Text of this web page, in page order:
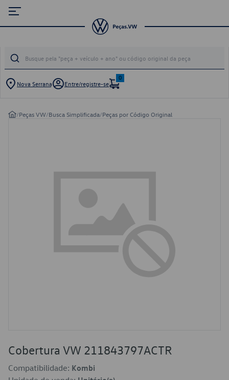
Nova Serrana Entre/registre-se
0
/Peças VW/Busca Simplificada/Peças por Código Original
Cobertura VW 211843797ACTR
Compatibilidade: Kombi